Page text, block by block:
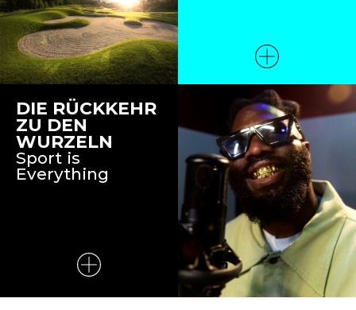
DIE RÜCKKEHR
ZU DEN
WURZELN
Sport is
Everything